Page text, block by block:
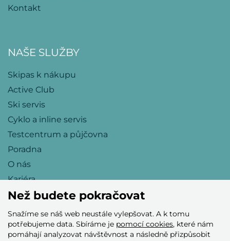
Kontakt
NAŠE SLUŽBY
Skipas k nákupu
Active Club
Ski servis
Cyklo a inline servis
Testcentrum a půjčovna
Poradna
O nás
Kariéra
Přijímáme tyto platební karty
Než budete pokračovat
Snažíme se náš web neustále vylepšovat. A k tomu
potřebujeme data. Sbíráme je pomocí cookies, které nám
pomáhají analyzovat návštěvnost a následně přizpůsobit